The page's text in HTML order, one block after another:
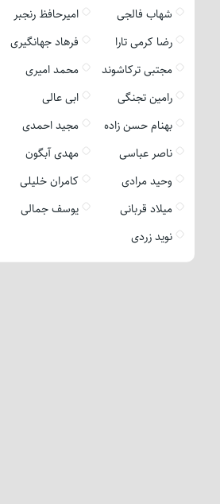
شهاب فالجی
امیرحافظ رنجبر
رضا کرمی تارا
فرهاد جهانگیری
مجتبی ترکاشوند
محمد امیری
رامین تجنگی
ابی عالی
بهنام حسن زاده
مجید احمدی
ناصر عباسی
مهدی آبگون
وحید مرادی
کامران خلیلی
میلاد قربانی
یوسف جمالی
نوید زردی